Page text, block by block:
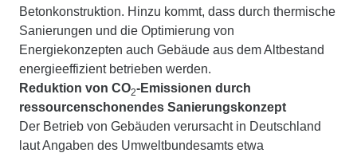
Betonkonstruktion. Hinzu kommt, dass durch thermische
Sanierungen und die Optimierung von
Energiekonzepten auch Gebäude aus dem Altbestand
energieeffizient betrieben werden.
Reduktion von CO2-Emissionen durch
ressourcenschonendes Sanierungskonzept
Der Betrieb von Gebäuden verursacht in Deutschland
laut Angaben des Umweltbundesamts etwa